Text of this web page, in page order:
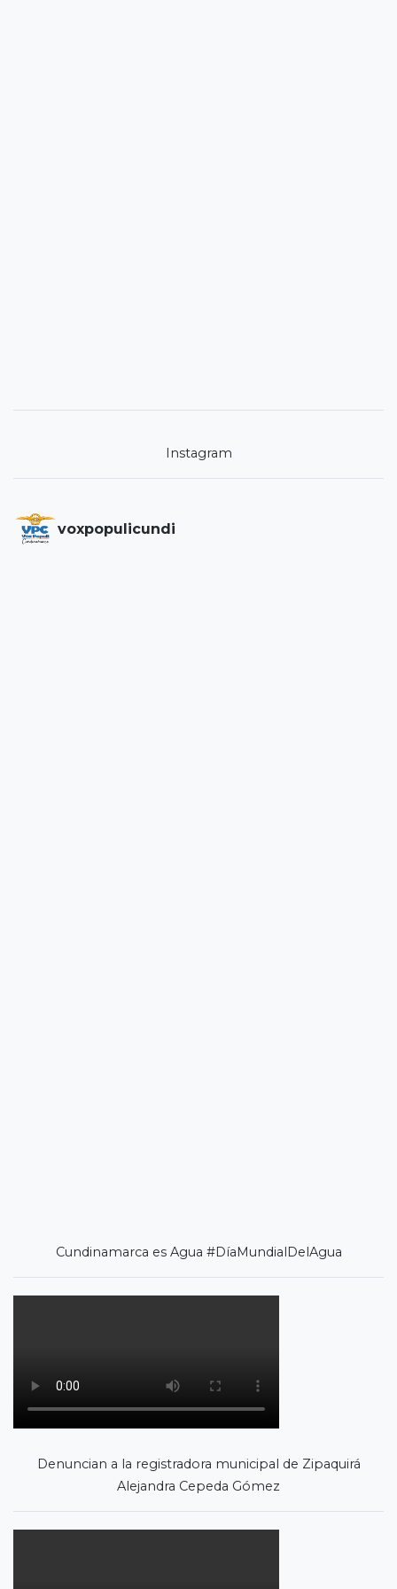
Instagram
voxpopulicundi
Cundinamarca es Agua #DíaMundialDelAgua
Denuncian a la registradora municipal de Zipaquirá
Alejandra Cepeda Gómez